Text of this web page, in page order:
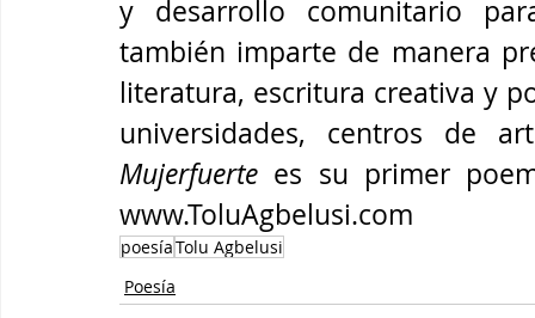
y desarrollo comunitario
también imparte de manera
literatura, escritura creativa y
universidades, centros de
Mujerfuerte es su primer
www.ToluAgbelusi.com
poesíaTolu Agbelusi
Poesía